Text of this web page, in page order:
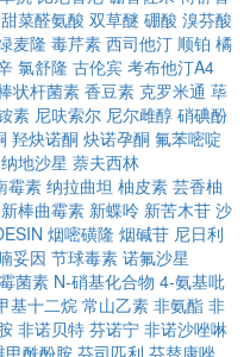
甜菜醛氨酸 双草醚 硼酸 溴芬酸
麦隆 毒芹素 西司他汀 顺铂 橘
氯舒隆 古伦宾 考布他汀A4
状杆菌素 香豆素 克罗米通 荜
素 尼呋索尔 尼尔雌醇 硝碘酚
羟炔诺酮 炔诺孕酮 氟苯嘧啶
纳地沙星 萘夫西林
霉素 纳拉曲坦 柚皮素 芸香柚
新棒曲霉素 新蝶呤 新苦木苷 沙
烟嘧磺隆 烟碱苷 尼日利
妥因 节球毒素 诺氟沙星
菌素 N-硝基化合物 4-氨基吡
基十二烷常山乙素 非氨酯 非
非诺贝特 芬诺宁 非诺沙唑啉
甲酰酚胺 芬司匹利 芬替康唑